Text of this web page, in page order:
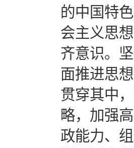
的中国特
会主义思
齐意识。
面推进思
贯穿其中
略，加强
政能力、